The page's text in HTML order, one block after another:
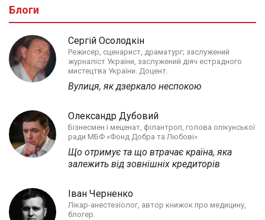
Блоги
Сергій Осолодкін
Режисер, сценарист, драматург; заслужений
журналіст України, заслужений діяч естрадного
мистецтва України. Доцент.
Вулиця, як дзеркало неспокою
Олександр Дубовий
Бізнесмен і меценат, філантроп, голова опікунської
ради МБФ «Фонд Добра та Любові»
Що отримує та що втрачає країна, яка
залежить від зовнішніх кредиторів
Іван Черненко
Лікар-анестезіолог, автор книжок про медицину,
блогер.